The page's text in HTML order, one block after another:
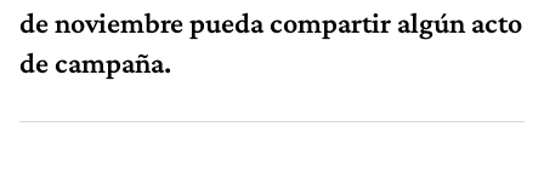
de noviembre pueda compartir algún acto
de campaña.